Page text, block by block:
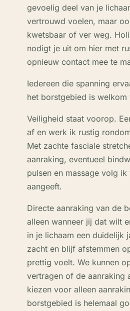
gevoelig deel van je
vertrouwd voelen, maar
kwetsbaar of ver weg.
nodigt je uit om hier met
opnieuw contact mee te
Iedereen die spanning
het borstgebied is welkom
Veiligheid staat voorop.
af en werk ik rustig
Met zachte fasciale
aanraking, eventueel
pulsen en massage volg
aangeeft.
Directe aanraking van de
alleen wanneer jij dat wilt
in je lichaam een duidelijk
zacht en blijf afstemmen
prettig voelt. We kunnen
vertragen of de aanraking
kiezen voor alleen
borstgebied is helemaal